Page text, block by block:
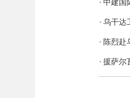
中建国
乌干达
陈烈赴
援萨尔